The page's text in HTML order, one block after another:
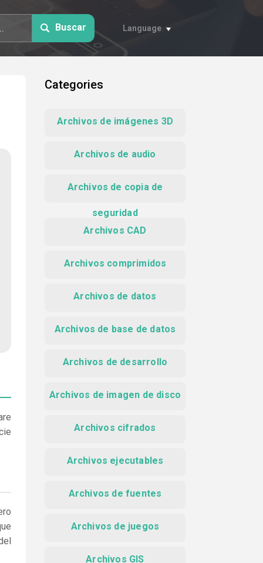
Buscar Language
Categories
Archivos de imágenes 3D
Archivos de audio
Archivos de copia de
seguridad
Archivos CAD
Archivos comprimidos
Archivos de datos
Archivos de base de datos
Archivos de desarrollo
Archivos de imagen de disco
Archivos cifrados
Archivos ejecutables
Archivos de fuentes
Archivos de juegos
Archivos GIS